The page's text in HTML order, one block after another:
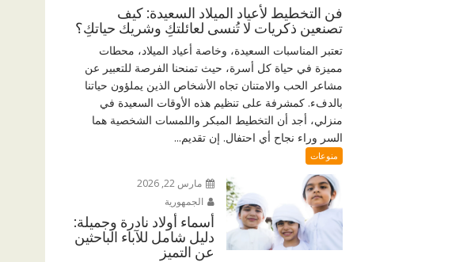
فن التخطيط لأعياد الميلاد السعيدة: كيف
تصنعين ذكريات لا تُنسى لعائلتكِ وشريك حياتكِ؟
تعتبر المناسبات السعيدة، وخاصة أعياد الميلاد، محطات
مميزة في حياة كل أسرة، حيث تمنحنا الفرصة للتعبير عن
مشاعر الحب والامتنان تجاه الأشخاص الذين يملؤون حياتنا
بالدفء. كمشرفة على تنظيم هذه الأوقات السعيدة في
منزلي، أجد أن التخطيط المبكر واللمسات الشخصية هما
السر وراء نجاح أي احتفال. إن تقديم...
منوعات
مارس 22, 2026
الجمهورية
أسماء أولاد نادرة وجميلة:
دليل شامل للآباء الباحثين
عن التميز